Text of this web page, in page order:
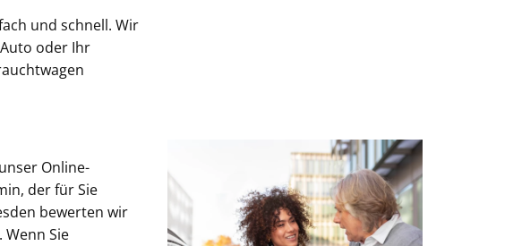
und schnell. Wir
oder Ihr
Online-
der für Sie
bewerten wir
Sie